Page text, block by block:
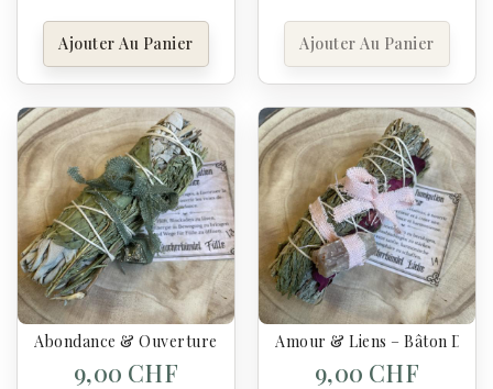
Ajouter Au Panier Ajouter Au Panier
Abondance & Ouverture Des Chemins – Bâton De Fumigation
9,00 CHF
Amour & Liens – Bâton De
9,00 CHF